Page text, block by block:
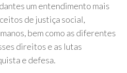
um entendimento mais
de justiça social,
bem como as diferentes
direitos e as lutas
e defesa.